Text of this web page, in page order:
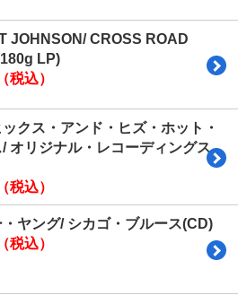
JOHNSON/ CROSS ROAD
LP)
税込）
クス・アンド・ヒズ・ホット・
/ オリジナル・レコーディングス
税込）
ヤング/ シカゴ・ブルース(CD)
税込）